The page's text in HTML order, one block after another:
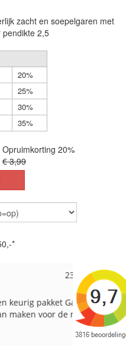
zacht en soepelgaren met
pendikte 2,5
20%
25%
30%
35%
Opruimkorting 20%
€ 3,99
*
Ga er
de markt.
Hilde uit
Reeds
de service.